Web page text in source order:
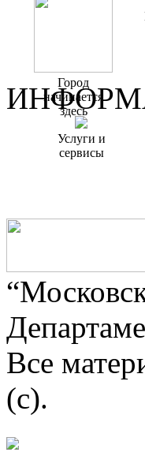
Город
начинается
здесь
Услуги и
сервисы
Все
(c).